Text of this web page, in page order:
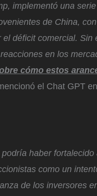
implementó una
de China,
déficit comercial. Sin
en los
cómo estos
el Chat GPT
haber fortalecido
como un
de los inversores